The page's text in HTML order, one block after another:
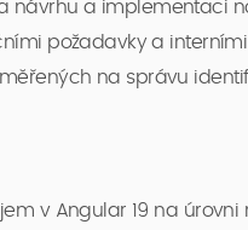
návrhu a implementaci
požadavky a
na správu
v Angular 19 na